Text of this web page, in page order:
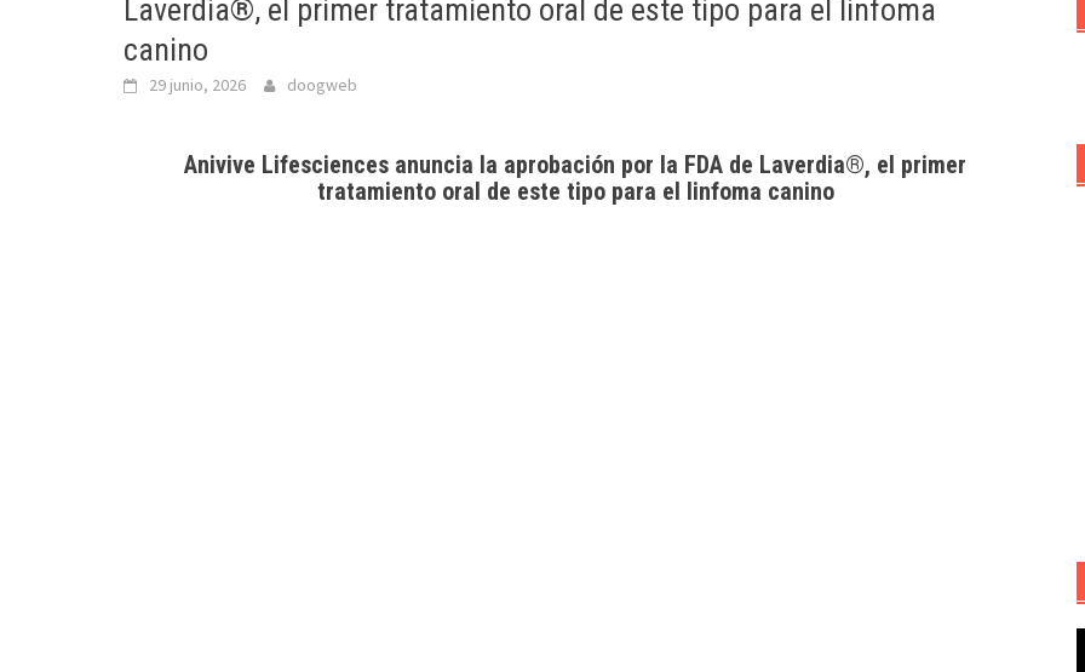
Laverdia®, el primer tratamiento oral de este tipo para el linfoma
canino
29 junio, 2026 doogweb
Anivive Lifesciences anuncia la aprobación por la FDA de Laverdia®, el primer
tratamiento oral de este tipo para el linfoma canino